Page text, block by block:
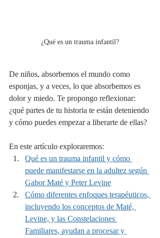
¿Qué es un trauma infantil?
De niños, absorbemos el mundo como
esponjas, y a veces, lo que absorbemos es
dolor y miedo. Te propongo reflexionar:
¿qué partes de tu historia te están deteniendo
y cómo puedes empezar a liberarte de ellas?
En este artículo exploraremos:
Qué es un trauma infantil y cómo
puede manifestarse en la adultez según
Gabor Maté y Peter Levine
Cómo diferentes enfoques terapéuticos,
incluyendo los conceptos de Maté,
Levine, y las Constelaciones
Familiares, ayudan a procesar y